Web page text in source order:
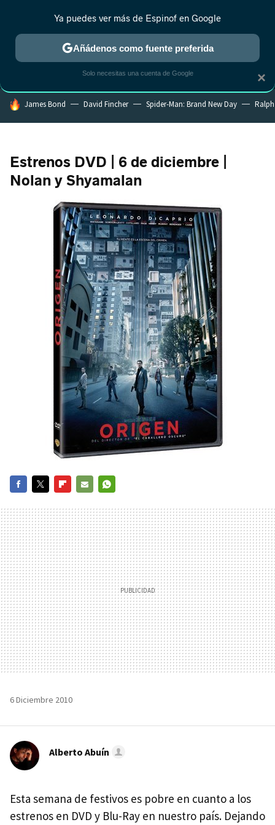
MENÚ NUEVO
ESTRENOS REALITY ANIME RANKINGS CINE
HOY SE HABLA DE
James Bond David Fincher Spider-Man: Brand New Day
Estrenos DVD | 6 de diciembre |
Nolan y Shyamalan
MAIL
6 Diciembre 2010
Alberto Abuín
Esta semana de festivos es pobre en cuanto a los
estrenos en DVD y Blu-Ray en nuestro país. Dejando
×
Ya puedes ver más de Espinof en Google
Añádenos como fuente preferida
Solo necesitas una cuenta de Google